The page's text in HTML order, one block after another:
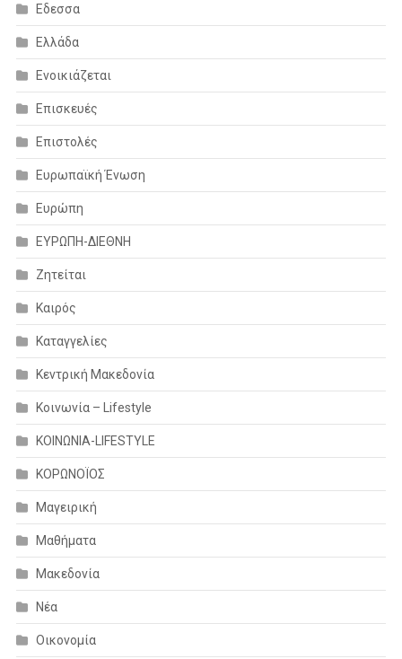
Εδεσσα
Ελλάδα
Ενοικιάζεται
Επισκευές
Επιστολές
Ευρωπαϊκή Ένωση
Ευρώπη
ΕΥΡΩΠΗ-ΔΙΕΘΝΗ
Ζητείται
Καιρός
Καταγγελίες
Κεντρική Μακεδονία
Κοινωνία – Lifestyle
ΚΟΙΝΩΝΙΑ-LIFESTYLE
ΚΟΡΩΝΟΪΟΣ
Μαγειρική
Μαθήματα
Μακεδονία
Νέα
Οικονομία